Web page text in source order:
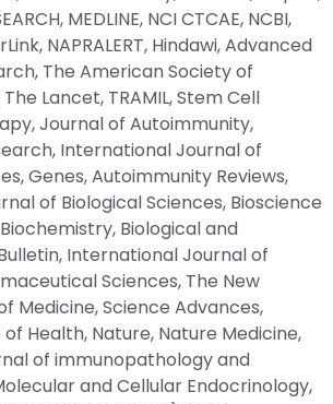
MEDLINE, NCI CTCAE, NCBI,
NAPRALERT, Hindawi, Advanced
The American Society of
Lancet, TRAMIL, Stem Cell
Journal of Autoimmunity,
International Journal of
Genes, Autoimmunity Reviews,
of Biological Sciences, Bioscience
Biological and
International Journal of
Sciences, The New
Medicine, Science Advances,
Health, Nature, Nature Medicine,
of immunopathology and
and Cellular Endocrinology,